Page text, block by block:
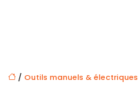
/ Outils manuels & électriques